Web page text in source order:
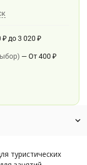
₽ до 3 020 ₽
От 400 ₽
туристических